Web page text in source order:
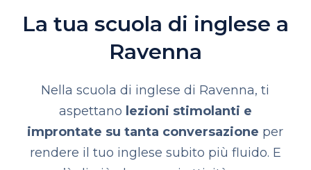
La tua scuola di inglese a
Ravenna
Nella scuola di inglese di Ravenna, ti
aspettano lezioni stimolanti e
improntate su tanta conversazione per
rendere il tuo inglese subito più fluido. E